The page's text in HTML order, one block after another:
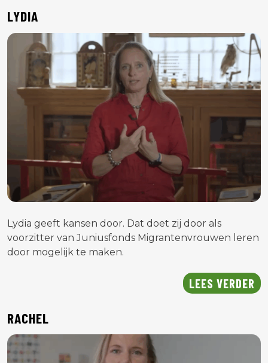
LYDIA
Lydia geeft kansen door. Dat doet zij door als
voorzitter van Juniusfonds Migrantenvrouwen leren
door mogelijk te maken.
LEES VERDER
RACHEL